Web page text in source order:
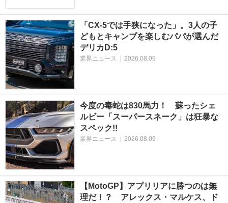
「CX-5では手狭になった」。3人の子
どもとキャンプを楽しむパパが選んだ
デリカD:5
業界ニュース | 2026.08.09
今度の毒蛇は830馬力！ 蘇ったシェ
ルビー「スーパースネーク」は狂暴な
スペック!!
業界ニュース | 2026.08.09
【MotoGP】アプリリアに勝つのは無
理だ！？ アレックス・マルケス、ド